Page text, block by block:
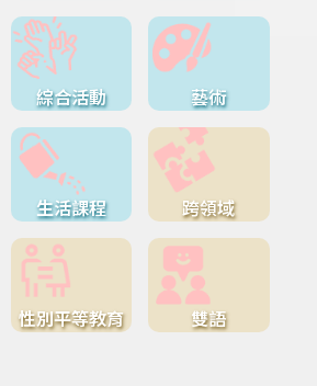
綜合活動 藝術
生活課程 跨領域
性別平等教育 雙語